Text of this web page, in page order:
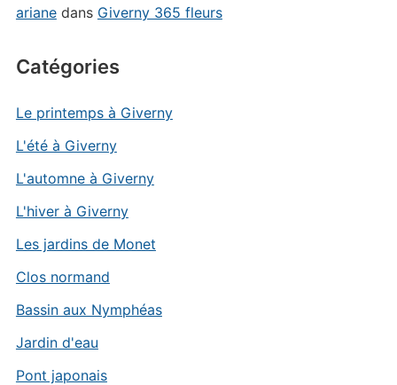
arianedans Giverny 365 fleurs
Catégories
Le printemps à Giverny
L'été à Giverny
L'automne à Giverny
L'hiver à Giverny
Les jardins de Monet
Clos normand
Bassin aux Nymphéas
Jardin d'eau
Pont japonais